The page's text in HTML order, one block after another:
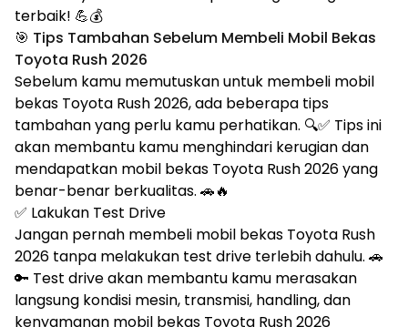
terbaik! 💪💰
🎯 Tips Tambahan Sebelum Membeli Mobil Bekas
Toyota Rush 2026
Sebelum kamu memutuskan untuk membeli mobil
bekas Toyota Rush 2026, ada beberapa tips
tambahan yang perlu kamu perhatikan. 🔍✅ Tips ini
akan membantu kamu menghindari kerugian dan
mendapatkan mobil bekas Toyota Rush 2026 yang
benar-benar berkualitas. 🚗🔥
✅ Lakukan Test Drive
Jangan pernah membeli mobil bekas Toyota Rush
2026 tanpa melakukan test drive terlebih dahulu. 🚗
🔑 Test drive akan membantu kamu merasakan
langsung kondisi mesin, transmisi, handling, dan
kenyamanan mobil bekas Toyota Rush 2026